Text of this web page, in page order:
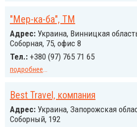
"Мер-ка-ба", ТМ
Адрес: Украина, Винницкая
Соборная, 75, офис 8
Тел.: +380 (97) 765 71 65
подробнее...
Best Travel, компания
Адрес: Украина, Запорожская
Соборный, 192